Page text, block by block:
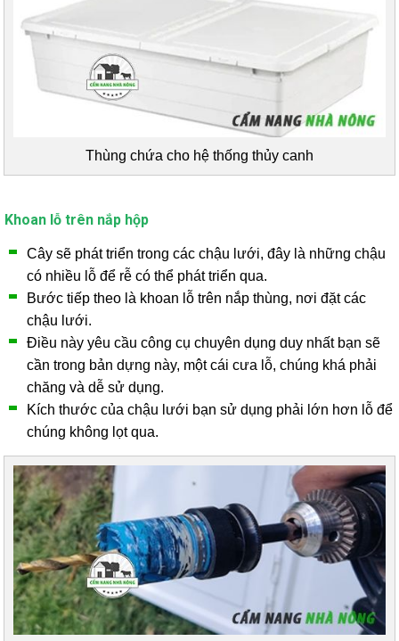
Thùng chứa cho hệ thống thủy canh
Khoan lỗ trên nắp hộp
Cây sẽ phát triển trong các chậu lưới, đây là những chậu
có nhiều lỗ để rễ có thể phát triển qua.
Bước tiếp theo là khoan lỗ trên nắp thùng, nơi đặt các
chậu lưới.
Điều này yêu cầu công cụ chuyên dụng duy nhất bạn sẽ
cần trong bản dựng này, một cái cưa lỗ, chúng khá phải
chăng và dễ sử dụng.
Kích thước của chậu lưới bạn sử dụng phải lớn hơn lỗ để
chúng không lọt qua.